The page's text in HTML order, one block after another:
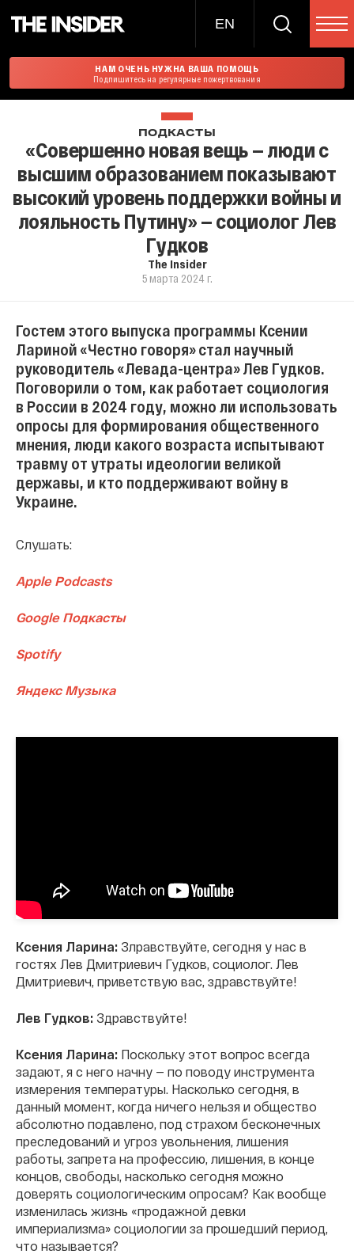
EN
НАМ ОЧЕНЬ НУЖНА ВАША ПОМОЩЬ
Подпишитесь на регулярные пожертвования
ПОДКАСТЫ
«Совершенно новая вещь — люди с
высшим образованием показывают
высокий уровень поддержки войны и
лояльность Путину» — социолог Лев
Гудков
The Insider
5 марта 2024 г.
Гостем этого выпуска программы Ксении
Лариной «Честно говоря» стал научный
руководитель «Левада-центра» Лев Гудков.
Поговорили о том, как работает социология
в России в 2024 году, можно ли использовать
опросы для формирования общественного
мнения, люди какого возраста испытывают
травму от утраты идеологии великой
державы, и кто поддерживают войну в
Украине.
Слушать:
Apple Podcasts
Google Подкасты
Spotify
Яндекс Музыка
Ксения Ларина: Злравствуйте, сегодня у нас в
гостях Лев Дмитриевич Гудков, социолог. Лев
Дмитриевич, приветствую вас, здравствуйте!
Лев Гудков: Здравствуйте!
Ксения Ларина: Поскольку этот вопрос всегда
задают, я с него начну — по поводу инструмента
измерения температуры. Насколько сегодня, в
данный момент, когда ничего нельзя и общество
абсолютно подавлено, под страхом бесконечных
преследований и угроз увольнения, лишения
работы, запрета на профессию, лишения, в конце
концов, свободы, насколько сегодня можно
доверять социологическим опросам? Как вообще
изменилась жизнь «продажной девки
империализма» социологии за прошедший период,
что называется?